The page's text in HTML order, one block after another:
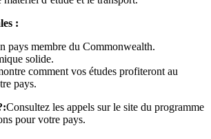
:
pays membre du Commonwealth.
solide.
comment vos études profiteront au
pays.
Consultez les appels sur le site du programme
pour votre pays.